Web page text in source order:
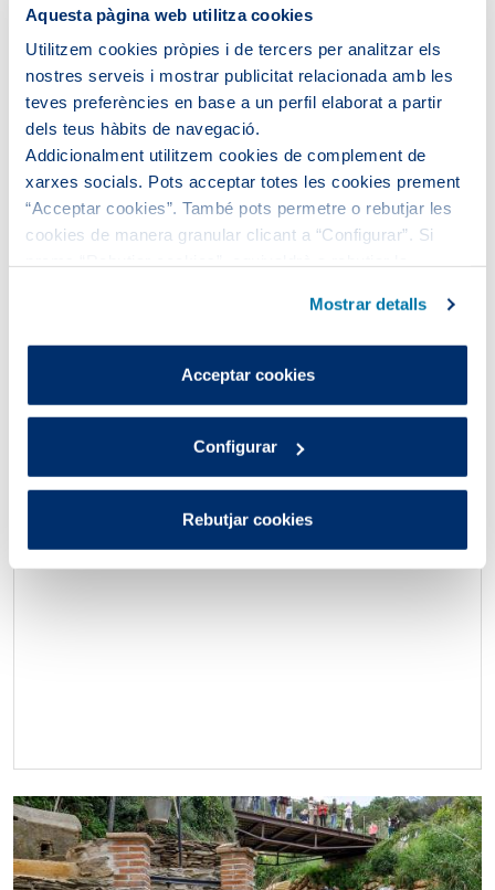
Aquesta pàgina web utilitza cookies
Utilitzem cookies pròpies i de tercers per analitzar els
nostres serveis i mostrar publicitat relacionada amb les
teves preferències en base a un perfil elaborat a partir
dels teus hàbits de navegació.
Addicionalment utilitzem cookies de complement de
xarxes socials. Pots acceptar totes les cookies prement
“Acceptar cookies”. També pots permetre o rebutjar les
cookies de manera granular clicant a “Configurar”. Si
que són indispensables perquè el lloc web funcioni i que,
per tant, no es poden desactivar.
Pots consultar més informació a la nostra
Mostrar detalls
Acceptar cookies
Configurar
Rebutjar cookies
l’impacte de la crisi sanitària i
resol amb èxit un any de difícil
gestió
El Fons de Solidaritat ha bonificat la factura de
l’aigua a 41.156 famílies en situació de vulnerabilitat,
de les quals més de 19.000 són de la ciutat de